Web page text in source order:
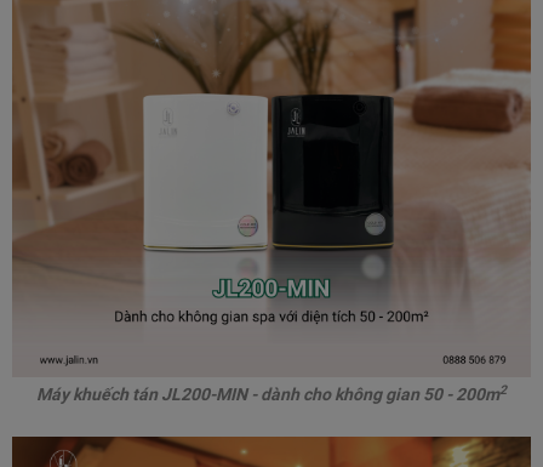
Máy khuếch tán JL200-MIN - dành cho không gian 50 - 200m2